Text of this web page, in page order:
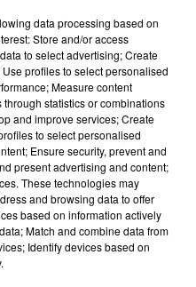
Boyfriend Michal
#ladygaga4ever
#gaga#enigma
#joanneworldtour
#ladygagashallow
#hauslabs #littlemonster
data processing based on
Store and/or access
to select advertising; Create
profiles to select personalised
Measure content
statistics or combinations
and improve services; Create
to select personalised
Ensure security, prevent and
present advertising and content;
These technologies may
and browsing data to offer
based on information actively
Match and combine data from
Identify devices based on